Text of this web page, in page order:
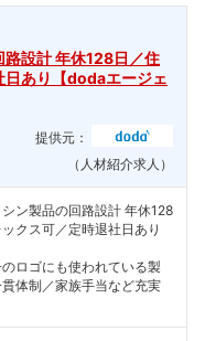
路設計 年休128日／住
日あり【dodaエージェ
提供元：
（人材紹介求人）
シン製品の回路設計 年休128
クス可／定時退社日あり
ロゴにも使われている製
体制／家族手当など充実